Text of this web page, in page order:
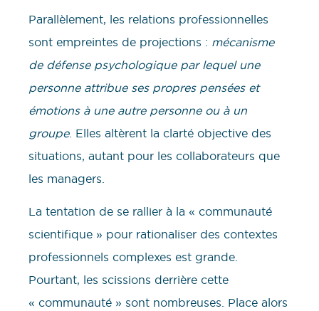
Parallèlement, les relations professionnelles
sont empreintes de projections : mécanisme
de défense psychologique par lequel une
personne attribue ses propres pensées et
émotions à une autre personne ou à un
groupe. Elles altèrent la clarté objective des
situations, autant pour les collaborateurs que
les managers.
La tentation de se rallier à la « communauté
scientifique » pour rationaliser des contextes
professionnels complexes est grande.
Pourtant, les scissions derrière cette
« communauté » sont nombreuses. Place alors